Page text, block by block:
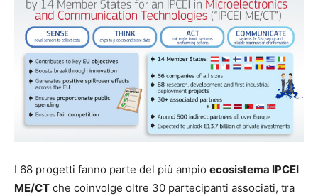
I 68 progetti fanno parte del più ampio ecosistema IPCEI
ME/CT che coinvolge oltre 30 partecipanti associati, tra